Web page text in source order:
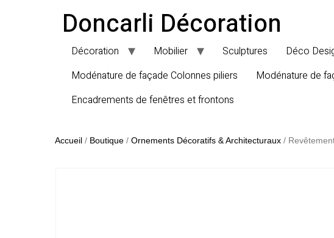
Doncarli Décoration
Décoration Mobilier Sculptures Déco
Modénature de façade Colonnes piliers
Modénature de
Encadrements de fenêtres et frontons
Accueil / Boutique / Ornements Décoratifs & Architecturaux /